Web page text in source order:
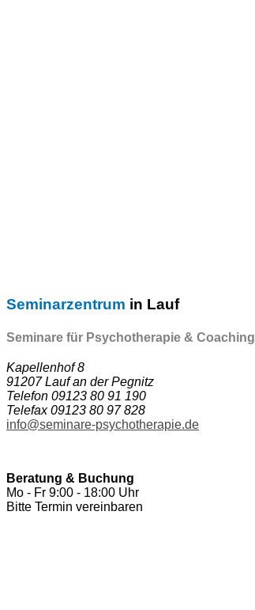
Seminarzentrum in Lauf
Seminare für Psychotherapie & Coaching
Kapellenhof 8
91207 Lauf an der Pegnitz
Telefon 09123 80 91 190
Telefax 09123 80 97 828
info@seminare-psychotherapie.de
Beratung & Buchung
Mo - Fr 9:00 - 18:00 Uhr
Bitte Termin vereinbaren